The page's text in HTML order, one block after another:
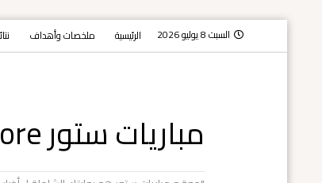
السبت 8 يوليو 2026 الرئيسية ملخصات وأهداف
مباريات ستور Mobaryat.Store